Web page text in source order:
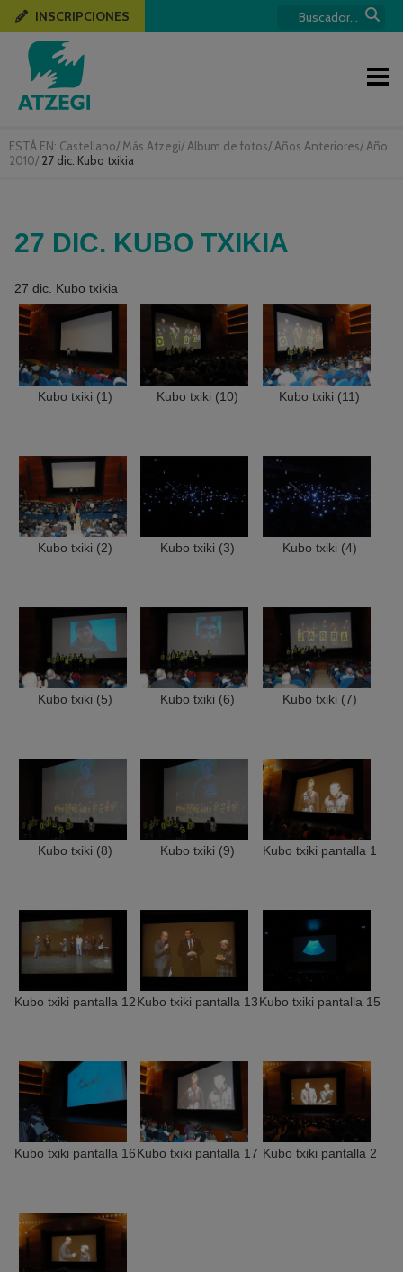
ESTÁ EN: Castellano/ Más Atzegi/ Album de fotos/ Años Anteriores/ Año
2010/ 27 dic. Kubo txikia
INSCRIPCIONES
27 DIC. KUBO TXIKIA
27 dic. Kubo txikia
Kubo txiki (1) Kubo txiki (10) Kubo txiki (11)
Kubo txiki (2) Kubo txiki (3) Kubo txiki (4)
Kubo txiki (5) Kubo txiki (6) Kubo txiki (7)
Kubo txiki (8) Kubo txiki (9) Kubo txiki pantalla 1
Kubo txiki pantalla 12Kubo txiki pantalla 13Kubo txiki pantalla 15
Kubo txiki pantalla 16Kubo txiki pantalla 17 Kubo txiki pantalla 2